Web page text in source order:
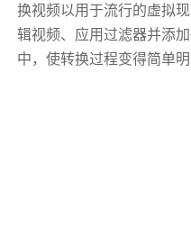
换视频以用于流行的虚拟
辑视频、应用过滤器并添
中，使转换过程变得简单明